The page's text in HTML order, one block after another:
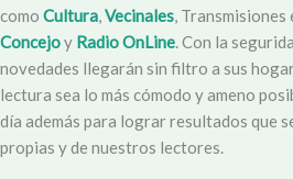
como Cultura,Vecinales, Transmisiones
Concejoy Radio OnLine. Con la
novedades llegarán sin filtro a sus
lectura sea lo más cómodo y ameno
día además para lograr resultados que
propias y de nuestros lectores.